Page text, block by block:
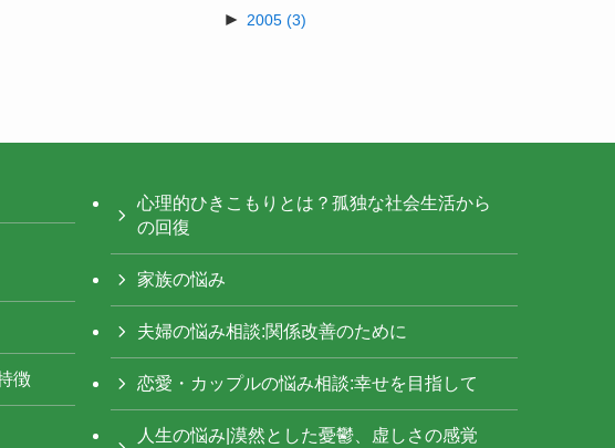
► 2005 (3)
徴
心理的ひきこもりとは？孤独な社会生活から
の回復
家族の悩み
夫婦の悩み相談:関係改善のために
恋愛・カップルの悩み相談:幸せを目指して
人生の悩み|漠然とした憂鬱、虚しさの感覚